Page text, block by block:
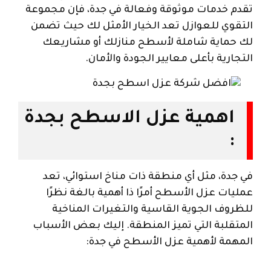
تقدم خدمات موثوقة وفعالة في جدة، فإن مجموعة
التقوي للعوازل تعد الخيار الأمثل لك حيث تضمن
لك حماية شاملة لأسطح منازلك أو مشاريعك
التجارية بأعلى معايير الجودة والأمان.
اهمية عزل الاسطح بجدة
:
في جدة، مثل أي منطقة ذات مناخ استوائي، تعد
عمليات عزل الأسطح أمرًا ذا أهمية بالغة نظرًا
للظروف الجوية القاسية والتغيرات المناخية
المتقلبة التي تميز المنطقة. إليك بعض الأسباب
المهمة لأهمية عزل الأسطح في جدة: